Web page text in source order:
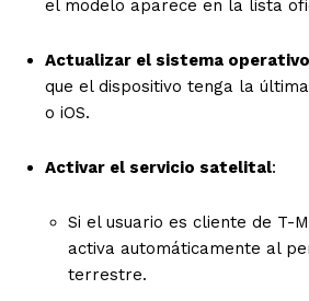
el modelo aparece en la lista
Actualizar el sistema operativo
que el dispositivo tenga la
o iOS.
Activar el servicio satelital:
Si el usuario es cliente de T-
activa automáticamente al
terrestre.